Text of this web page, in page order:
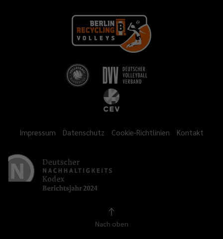
Impressum Datenschutz Cookie-Richtlinien Kontakt
Nach oben